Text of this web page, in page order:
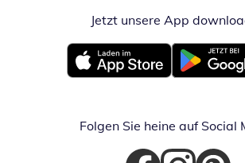
Jetzt unsere App
Öffnet in neuem Fenster
Öffnet in
Folgen Sie heine auf Social